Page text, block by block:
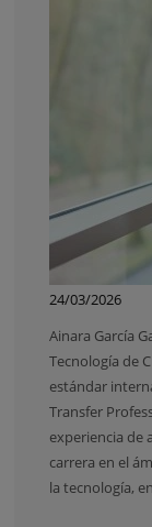
24/03/2026
Ainara García
Tecnología de
estándar
Transfer
experiencia de
carrera en el
la tecnología,